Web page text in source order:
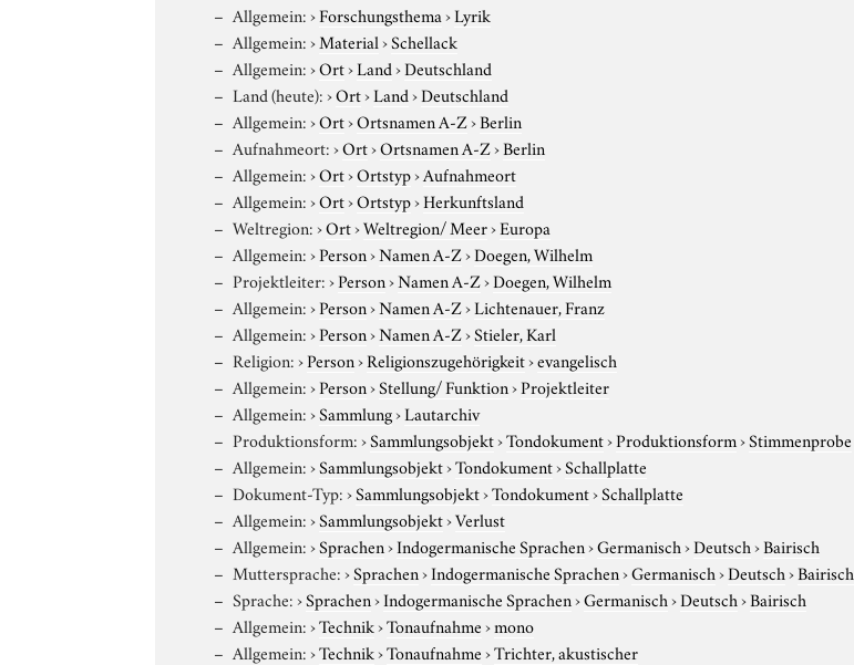
Allgemein:›Forschungsthema›Lyrik
Allgemein:›Material›Schellack
Allgemein:›Ort›Land›Deutschland
Land (heute):›Ort›Land›Deutschland
Allgemein:›Ort›Ortsnamen A-Z›Berlin
Aufnahmeort:›Ort›Ortsnamen A-Z›Berlin
Allgemein:›Ort›Ortstyp›Aufnahmeort
Allgemein:›Ort›Ortstyp›Herkunftsland
Weltregion:›Ort›Weltregion/ Meer›Europa
Allgemein:›Person›Namen A-Z›Doegen, Wilhelm
Projektleiter:›Person›Namen A-Z›Doegen, Wilhelm
Allgemein:›Person›Namen A-Z›Lichtenauer, Franz
Allgemein:›Person›Namen A-Z›Stieler, Karl
Religion:›Person›Religionszugehörigkeit›evangelisch
Allgemein:›Person›Stellung/ Funktion›Projektleiter
Allgemein:›Sammlung›Lautarchiv
Produktionsform:›Sammlungsobjekt›Tondokument›Produktionsform›Stimmenprobe
Allgemein:›Sammlungsobjekt›Tondokument›Schallplatte
Dokument-Typ:›Sammlungsobjekt›Tondokument›Schallplatte
Allgemein:›Sammlungsobjekt›Verlust
Allgemein:›Sprachen›Indogermanische Sprachen›Germanisch›Deutsch›Bairisch
Muttersprache:›Sprachen›Indogermanische Sprachen›Germanisch›Deutsch›Bairisch
Sprache:›Sprachen›Indogermanische Sprachen›Germanisch›Deutsch›Bairisch
Allgemein:›Technik›Tonaufnahme›mono
Allgemein:›Technik›Tonaufnahme›Trichter, akustischer